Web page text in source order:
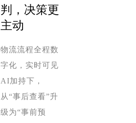
判，决策更
主动
物流流程全程数
字化，实时可见
AI加持下，
从“事后查看”升
级为“事前预